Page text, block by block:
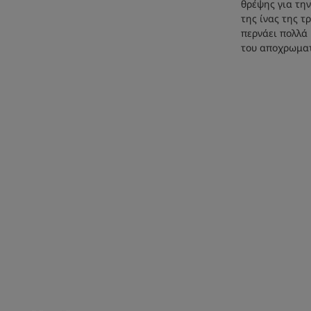
θρέψης για
της ίνας της
περνάει
του